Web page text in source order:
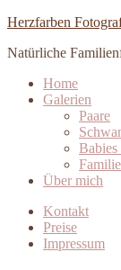
Herzfarben
Natürliche
Home
Galerien
Paare
Babies
Über mich
Kontakt
Preise
Impressum